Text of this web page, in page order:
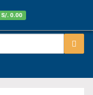
S/. 0.00